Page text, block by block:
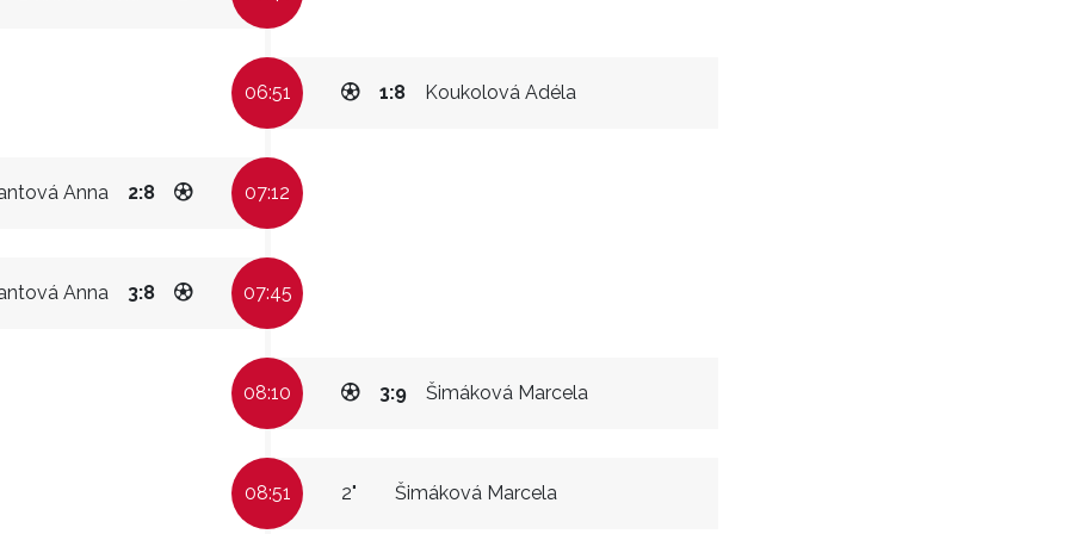
06:51 Koukolová Adéla
1:8
Anna 2:8 07:12
Anna 3:8 07:45
08:10 Šimáková Marcela
3:9
08:51 Šimáková Marcela
2"